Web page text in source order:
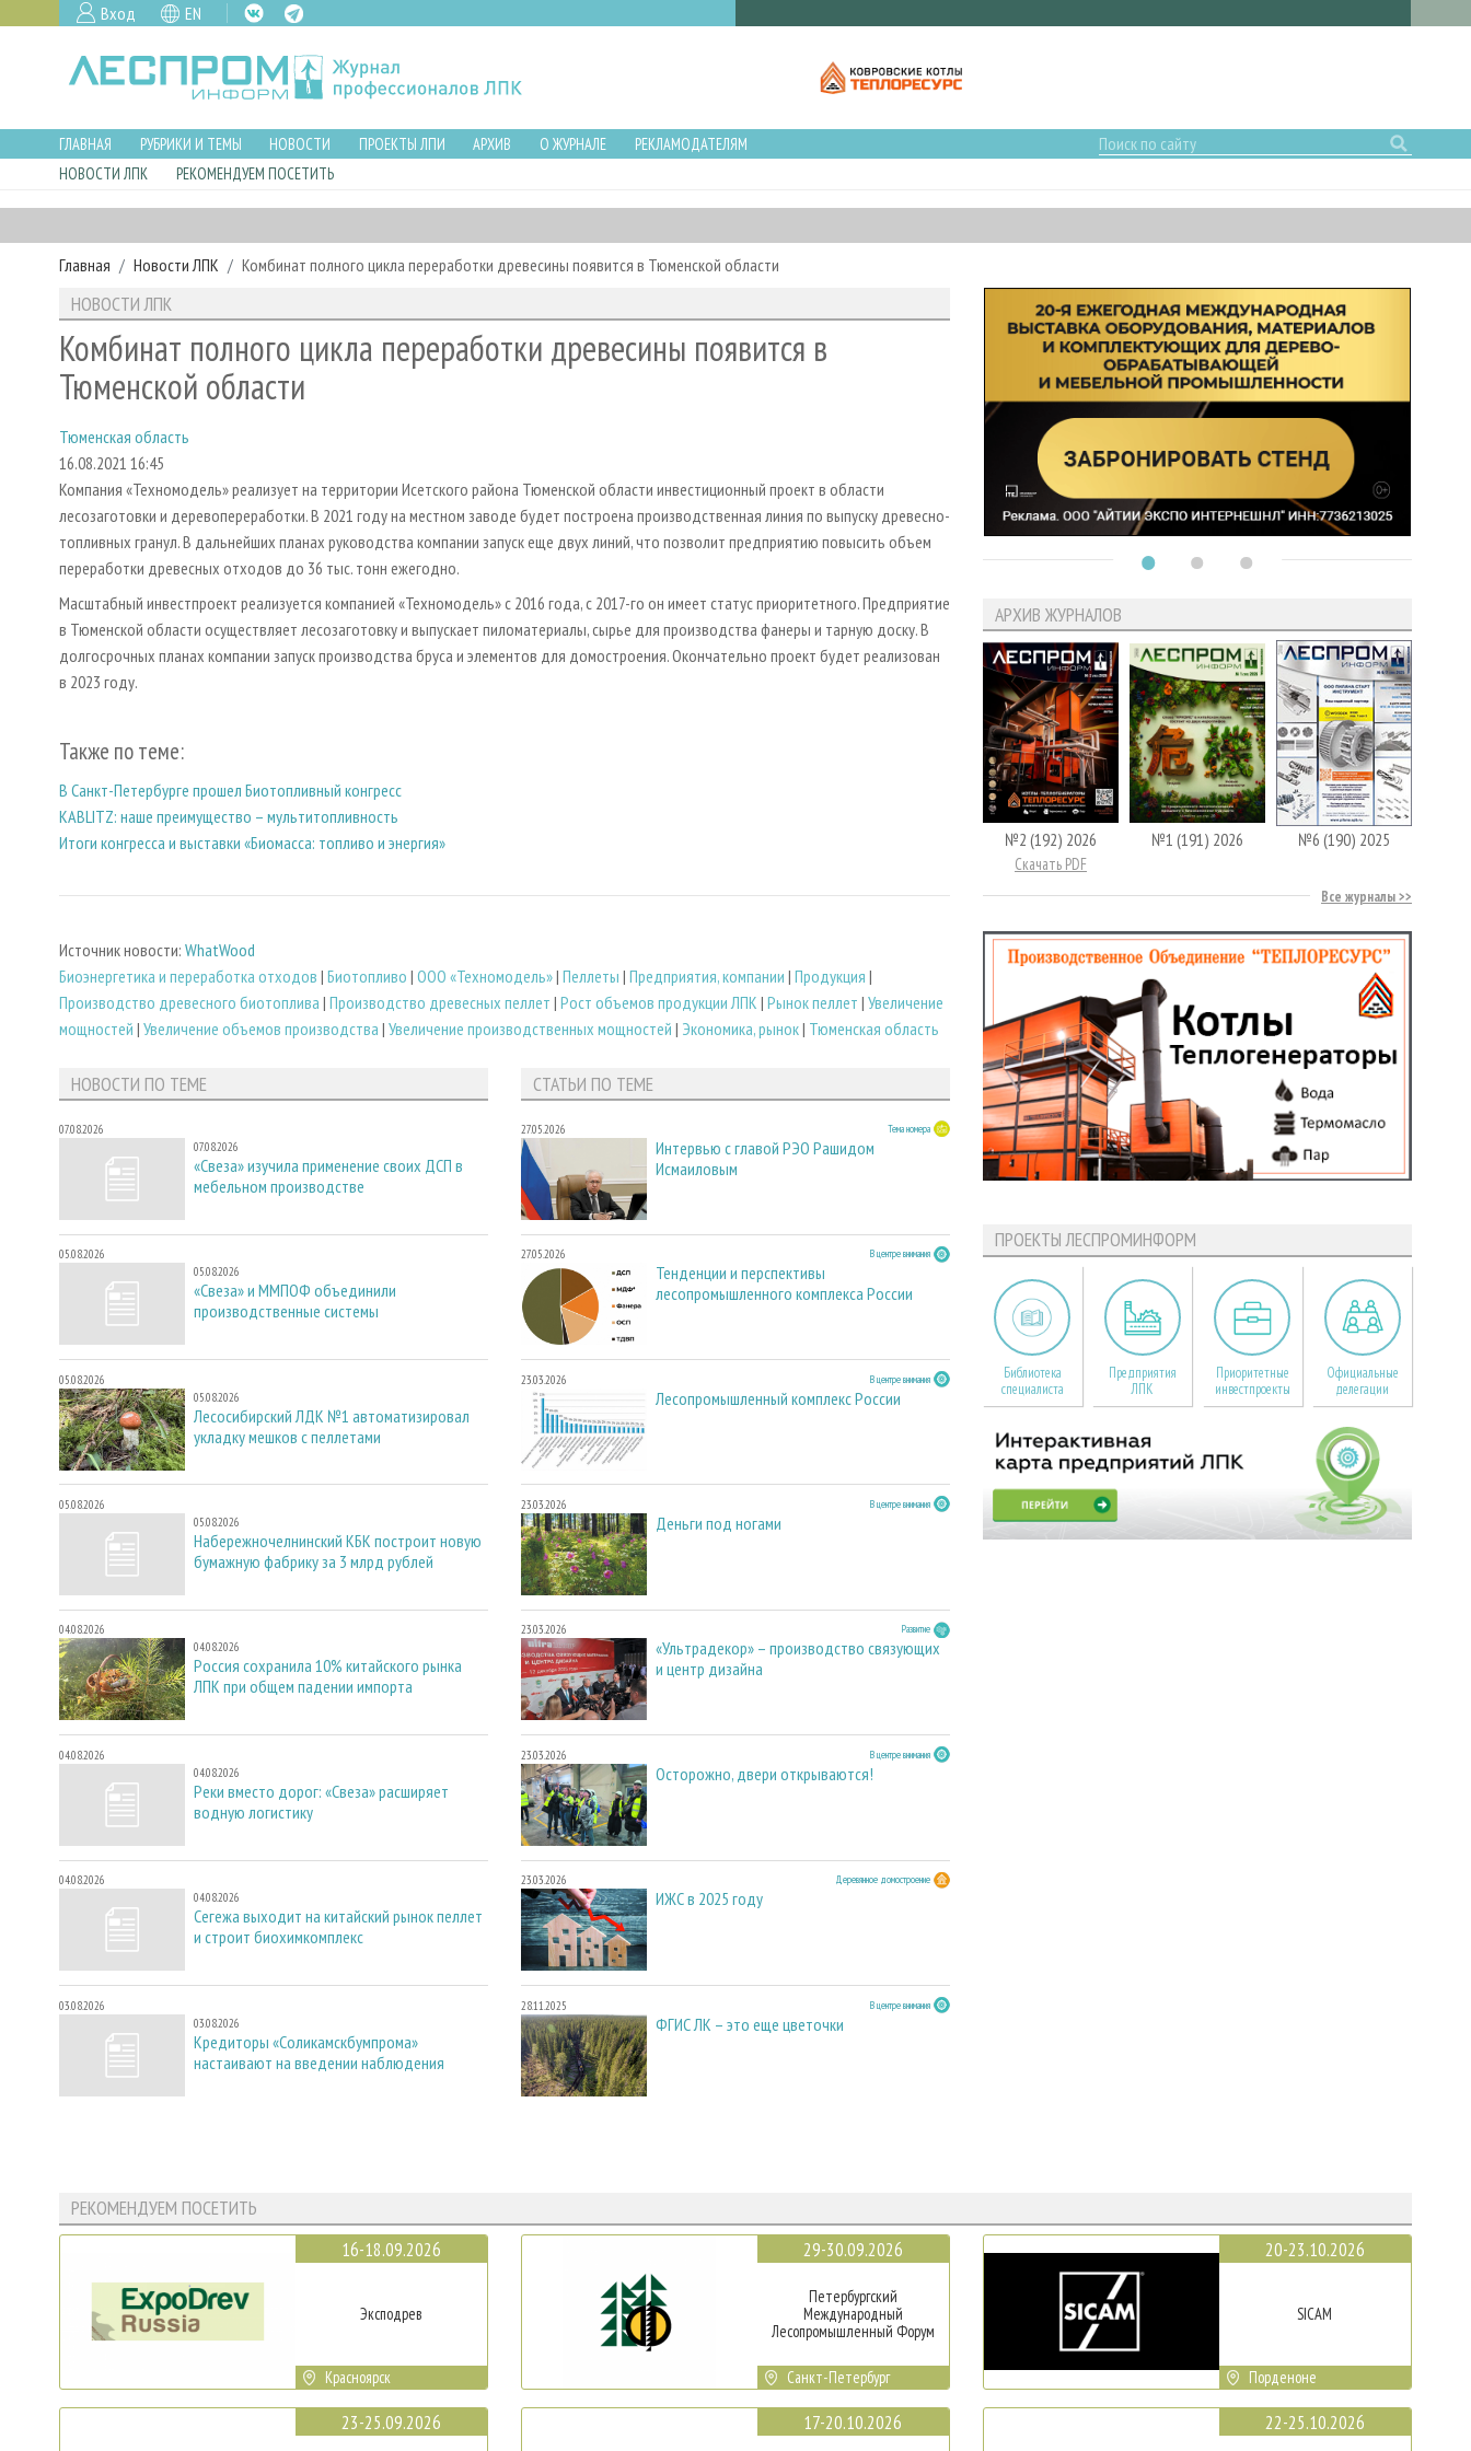
Вход EN
ГЛАВНАЯ РУБРИКИ И ТЕМЫ НОВОСТИ ПРОЕКТЫ ЛПИ АРХИВ О ЖУРНАЛЕ
РЕКЛАМОДАТЕЛЯМ
НОВОСТИ ЛПК
РЕКОМЕНДУЕМ ПОСЕТИТЬ
Главная Новости ЛПК Комбинат полного цикла переработки древесины появится в Тюменской области
НОВОСТИ ЛПК
Комбинат полного цикла переработки древесины появится в
Тюменской области
Тюменская область
16.08.2021 16:45
Компания «Техномодель» реализует на территории Исетского района Тюменской области инвестиционный проект в области
лесозаготовки и деревопереработки. В 2021 году на местном заводе будет построена производственная линия по выпуску древесно-
топливных гранул. В дальнейших планах руководства компании запуск еще двух линий, что позволит предприятию повысить объем
переработки древесных отходов до 36 тыс. тонн ежегодно.
Масштабный инвестпроект реализуется компанией «Техномодель» с 2016 года, с 2017-го он имеет статус приоритетного. Предприятие
в Тюменской области осуществляет лесозаготовку и выпускает пиломатериалы, сырье для производства фанеры и тарную доску. В
долгосрочных планах компании запуск производства бруса и элементов для домостроения. Окончательно проект будет реализован
в 2023 году.
Также по теме:
В Санкт-Петербурге прошел Биотопливный конгресс
KABLITZ: наше преимущество – мультитопливность
Итоги конгресса и выставки «Биомасса: топливо и энергия»
Источник новости: WhatWood
Биoэнергетика и переработка отходов | Биотопливо | ООО «Техномодель»| Пеллеты | Предприятия, компании | Продукция |
Производство древесного биотоплива | Производство древесных пеллет | Рост объемов продукции ЛПК | Рынок пеллет | Увеличение
мощностей | Увеличение объемов производства | Увеличение производственных мощностей | Экономика, рынок| Тюменская область
НОВОСТИ ПО ТЕМЕ
07.08.2026
07.08.2026
«Свеза» изучила применение своих ДСП в
мебельном производстве
05.08.2026
05.08.2026
«Свеза» и ММПОФ объединили
производственные системы
05.08.2026
05.08.2026
Лесосибирский ЛДК №1 автоматизировал
укладку мешков с пеллетами
05.08.2026
05.08.2026
Набережночелнинский КБК построит новую
бумажную фабрику за 3 млрд рублей
04.08.2026
04.08.2026
Россия сохранила 10% китайского рынка
ЛПК при общем падении импорта
04.08.2026
04.08.2026
Реки вместо дорог: «Свеза» расширяет
водную логистику
04.08.2026
04.08.2026
Сегежа выходит на китайский рынок пеллет
и строит биохимкомплекс
03.08.2026
03.08.2026
Кредиторы «Соликамскбумпрома»
настаивают на введении наблюдения
СТАТЬИ ПО ТЕМЕ
27.05.2026 Тема номера
Интервью с главой РЭО Рашидом
Исмаиловым
27.05.2026 В центре внимания
Тенденции и перспективы
лесопромышленного комплекса России
23.03.2026 В центре внимания
Лесопромышленный комплекс России
23.03.2026 В центре внимания
Деньги под ногами
23.03.2026 Развитие
«Ультрадекор» – производство связующих
и центр дизайна
23.03.2026 В центре внимания
Осторожно, двери открываются!
23.03.2026 Деревянное домостроение
ИЖС в 2025 году
28.11.2025 В центре внимания
ФГИС ЛК – это еще цветочки
АРХИВ ЖУРНАЛОВ
№2 (192) 2026
Скачать PDF
№1 (191) 2026 №6 (190) 2025
Все журналы
ПРОЕКТЫ ЛЕСПРОМИНФОРМ
Библиотека
специалиста
Предприятия
ЛПК
Приоритетные
инвестпроекты
Официальные
делегации
РЕКОМЕНДУЕМ ПОСЕТИТЬ
16-18.09.2026
Эксподрев
Красноярск
23-25.09.2026
29-30.09.2026
Петербургский
Международный
Лесопромышленный Форум
Санкт-Петербург
17-20.10.2026
20-23.10.2026
SICAM
Порденоне
22-25.10.2026